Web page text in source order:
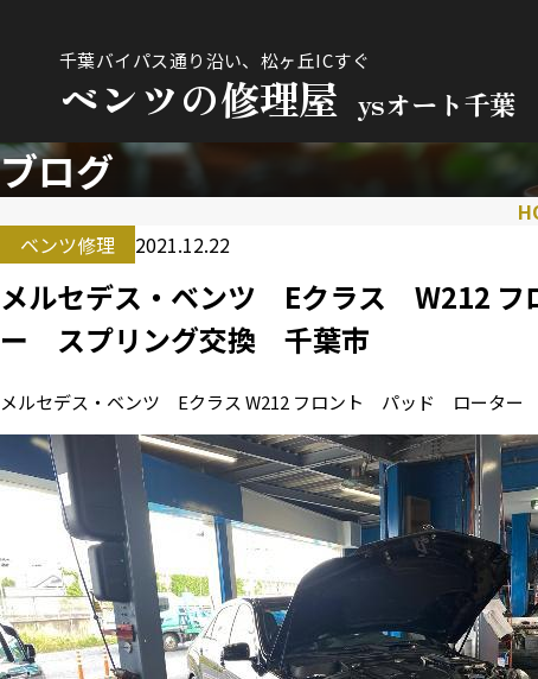
千葉バイパス通り沿い、松ヶ丘ICすぐ
ベンツの修理屋 ysオート千葉
ブログ
ベンツ修理
2021.12.22
メルセデス・ベンツ Eクラス W212
ー スプリング交換 千葉市
メルセデス・ベンツ Eクラス W212 フロント パッド ローター